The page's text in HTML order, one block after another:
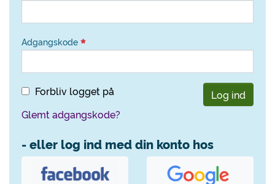
Adgangskode
Forbliv logget på
Log ind
Glemt adgangskode?
- eller log ind med din konto hos